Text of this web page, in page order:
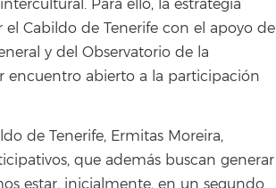
Para ello, la estrategia
Cabildo de Tenerife con el apoyo de
y del Observatorio de la
encuentro abierto a la participación
de Tenerife, Ermitas Moreira,
que además buscan generar